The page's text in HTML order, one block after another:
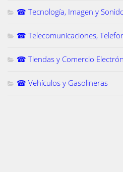
☎ Tecnología, Imagen y
☎ Telecomunicaciones,
☎ Tiendas y Comercio
☎ Vehículos y Gasolineras